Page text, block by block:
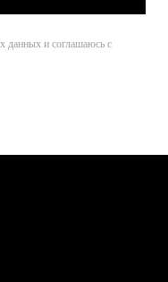
данных и соглашаюсь с